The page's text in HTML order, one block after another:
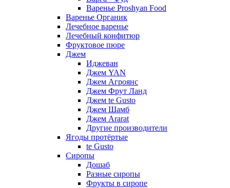
Варенье Proshyan Food
Варенье Органик
Лечебное варенье
Лечебный конфитюр
Фруктовое пюре
Джем
Иджеван
Джем YAN
Джем Агроянс
Джем Фрут Ланд
Джем te Gusto
Джем Шамб
Джем Ararat
Другие производители
Ягоды протёртые
te Gusto
Сиропы
Дошаб
Разные сиропы
Фрукты в сиропе